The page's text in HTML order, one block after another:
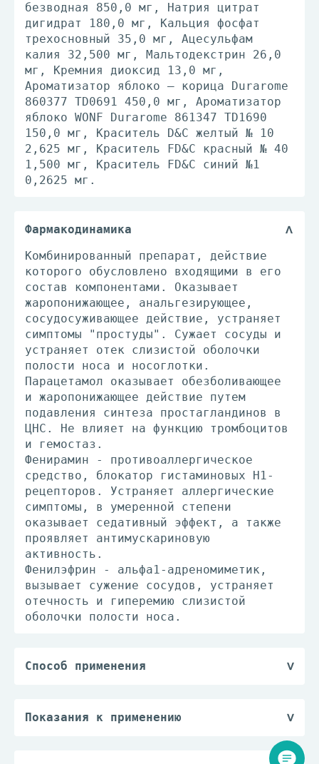
безводная 850,0 мг, Натрия цитрат
дигидрат 180,0 мг, Кальция фосфат
трехосновный 35,0 мг, Ацесульфам
калия 32,500 мг, Мальтодекстрин 26,0
мг, Кремния диоксид 13,0 мг,
Ароматизатор яблоко – корица Durarome
860377 TD0691 450,0 мг, Ароматизатор
яблоко WONF Durarome 861347 TD1690
150,0 мг, Краситель D&C желтый № 10
2,625 мг, Краситель FD&C красный № 40
1,500 мг, Краситель FD&C синий №1
0,2625 мг.
Фармакодинамика
Комбинированный препарат, действие
которого обусловлено входящими в его
состав компонентами. Оказывает
жаропонижающее, анальгезирующее,
сосудосуживающее действие, устраняет
симптомы "простуды". Сужает сосуды и
устраняет отек слизистой оболочки
полости носа и носоглотки.
Парацетамол оказывает обезболивающее
и жаропонижающее действие путем
подавления синтеза простагландинов в
ЦНС. Не влияет на функцию тромбоцитов
и гемостаз.
Фенирамин - противоаллергическое
средство, блокатор гистаминовых H1-
рецепторов. Устраняет аллергические
симптомы, в умеренной степени
оказывает седативный эффект, а также
проявляет антимускариновую
активность.
Фенилэфрин - альфа1-адреномиметик,
вызывает сужение сосудов, устраняет
отечность и гиперемию слизистой
оболочки полости носа.
Способ применения
горячей, но не кипящей воды.
дозу можно принимать через каждые 4-6
ч (не более 3-4 доз в течение 24 ч).
Показания к применению
воспалительных заболеваний (ОРВИ, в